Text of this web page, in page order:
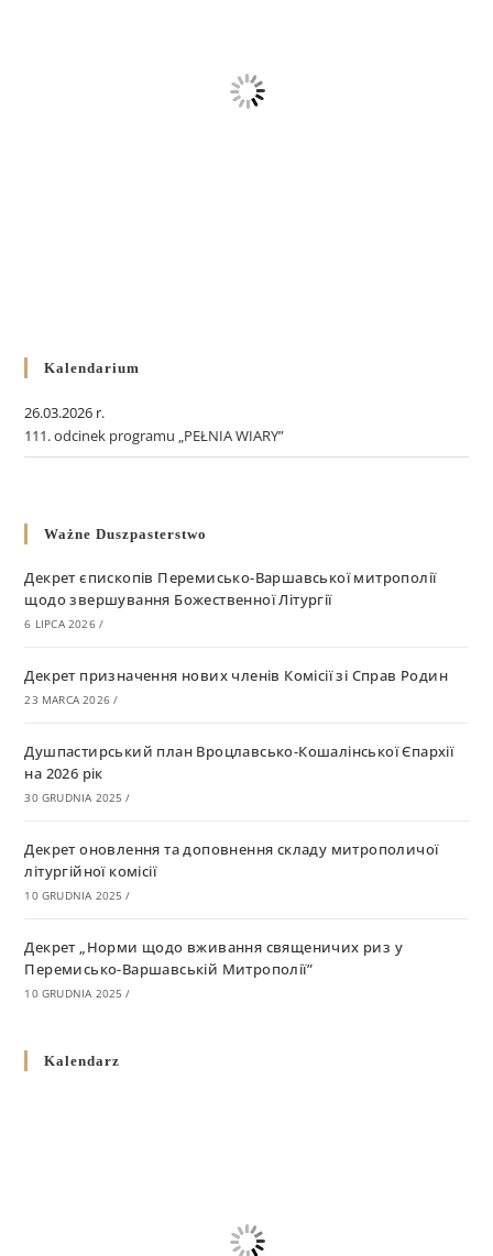
Kalendarium
26.03.2026 r.
111. odcinek programu „PEŁNIA WIARY”
Ważne Duszpasterstwo
Декрет єпископів Перемисько-Варшавської митрополії
щодо звершування Божественної Літургії
6 LIPCA 2026 /
Декрет призначення нових членів Комісії зі Справ Родин
23 MARCA 2026 /
Душпастирський план Вроцлавсько-Кошалінської Єпархії
на 2026 рік
30 GRUDNIA 2025 /
Декрет оновлення та доповнення складу митрополичої
літургійної комісії
10 GRUDNIA 2025 /
Декрет „Норми щодо вживання священичих риз у
Перемисько-Варшавській Митрополії”
10 GRUDNIA 2025 /
григоріанським календарем
Kalendarz